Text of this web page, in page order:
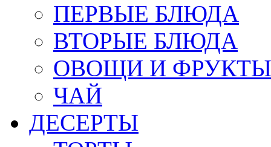
ПЕРВЫЕ БЛЮДА
ВТОРЫЕ БЛЮДА
ОВОЩИ И ФРУКТЫ
ЧАЙ
ДЕСЕРТЫ